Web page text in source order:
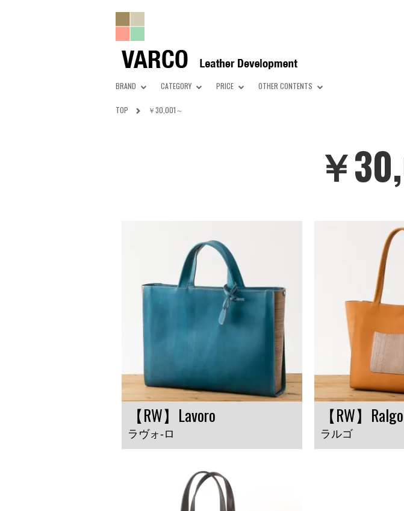
BRAND CATEGORY PRICE OTHER CONTENTS
TOP ￥30,001～
￥
【RW】Lavoro
ラヴォ-ロ
【RW】Ralgo
ラルゴ